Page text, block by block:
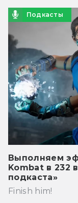
Подкасты
Выполняем
Kombat в 232
подкаста»
Finish him!